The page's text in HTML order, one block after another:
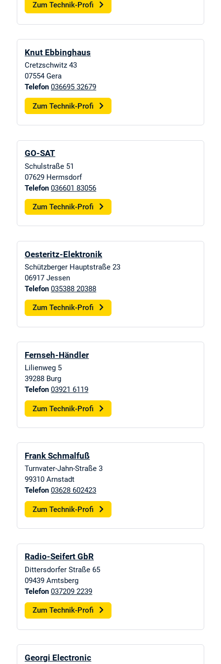
Zum Technik-Profi
Knut Ebbinghaus
Cretzschwitz 43
07554 Gera
Telefon 036695 32679
Zum Technik-Profi
GO-SAT
Schulstraße 51
07629 Hermsdorf
Telefon 036601 83056
Zum Technik-Profi
Oesteritz-Elektronik
Schützberger Hauptstraße 23
06917 Jessen
Telefon 035388 20388
Zum Technik-Profi
Fernseh-Händler
Lilienweg 5
39288 Burg
Telefon 03921 6119
Zum Technik-Profi
Frank Schmalfuß
Turnvater-Jahn-Straße 3
99310 Arnstadt
Telefon 03628 602423
Zum Technik-Profi
Radio-Seifert GbR
Dittersdorfer Straße 65
09439 Amtsberg
Telefon 037209 2239
Zum Technik-Profi
Georgi Electronic